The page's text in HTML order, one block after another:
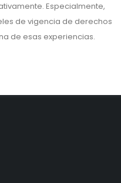
Especialmente,
de vigencia de derechos
de esas experiencias.